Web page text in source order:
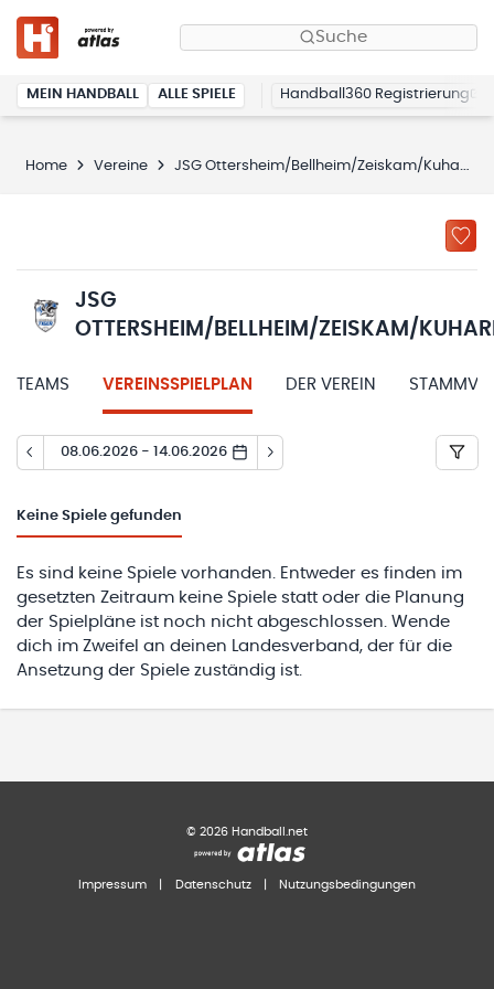
Suche
MEIN HANDBALL ALLE SPIELE Handball360 Registrierung
Home Vereine JSG Ottersheim/Bellheim/Zeiskam/Kuhardt
JSG
OTTERSHEIM/BELLHEIM/ZEISKAM/
TEAMS VEREINSSPIELPLAN DER VEREIN
08.06.2026 - 14.06.2026
Keine Spiele gefunden
Es sind keine Spiele vorhanden. Entweder es finden im
gesetzten Zeitraum keine Spiele statt oder die Planung
der Spielpläne ist noch nicht abgeschlossen. Wende
dich im Zweifel an deinen Landesverband, der für die
Ansetzung der Spiele zuständig ist.
© 2026 Handball.net
Impressum Datenschutz Nutzungsbedingungen